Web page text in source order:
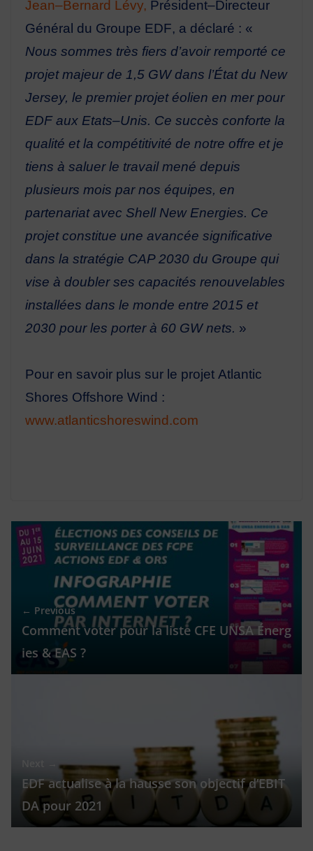
Jean–Bernard Lévy, Président–Directeur
Général du Groupe EDF, a déclaré : «
Nous sommes très fiers d’avoir remporté ce
projet majeur de 1,5 GW dans l’État du New
Jersey, le premier projet éolien en mer pour
EDF aux Etats–Unis. Ce succès conforte la
qualité et la compétitivité de notre offre et je
tiens à saluer le travail mené depuis
plusieurs mois par nos équipes, en
partenariat avec Shell New Energies. Ce
projet constitue une avancée significative
dans la stratégie CAP 2030 du Groupe qui
vise à doubler ses capacités renouvelables
installées dans le monde entre 2015 et
2030 pour les porter à 60 GW nets. »
Pour en savoir plus sur le projet Atlantic
Shores Offshore Wind :
www.atlanticshoreswind.com
← Previous
Comment voter pour la liste CFE UNSA Énerg
ies & EAS ?
EDF actualise à la hausse son objectif d’EBIT
DA pour 2021